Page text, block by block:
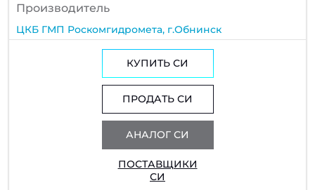
Производитель
ЦКБ ГМП Роскомгидромета, г.Обнинск
КУПИТЬ СИ
ПРОДАТЬ СИ
АНАЛОГ СИ
ПОСТАВЩИКИ
СИ